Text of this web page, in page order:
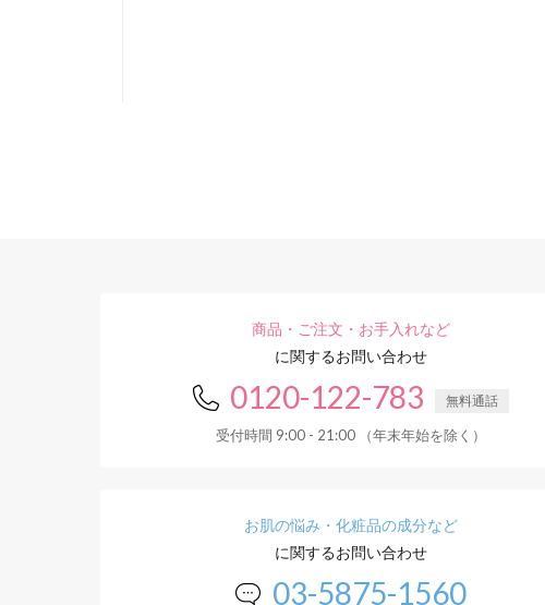
商品・ご注文・お手入れなど
に関するお問い合わせ
0120-122-783 無料通話
受付時間 9:00 - 21:00 （年末年始を除く）
お肌の悩み・化粧品の成分など
に関するお問い合わせ
03-5875-1560